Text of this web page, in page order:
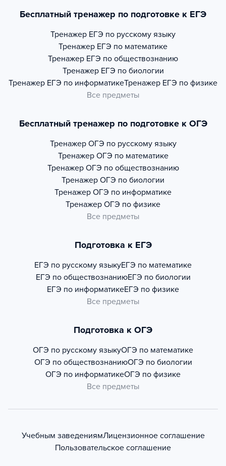
Бесплатный тренажер по подготовке к ЕГЭ
Тренажер ЕГЭ по русскому языку
Тренажер ЕГЭ по математике
Тренажер ЕГЭ по обществознанию
Тренажер ЕГЭ по биологии
Тренажер ЕГЭ по информатикеТренажер ЕГЭ по физике
Все предметы
Бесплатный тренажер по подготовке к ОГЭ
Тренажер ОГЭ по русскому языку
Тренажер ОГЭ по математике
Тренажер ОГЭ по обществознанию
Тренажер ОГЭ по биологии
Тренажер ОГЭ по информатике
Тренажер ОГЭ по физике
Все предметы
Подготовка к ЕГЭ
ЕГЭ по русскому языкуЕГЭ по математике
ЕГЭ по обществознаниюЕГЭ по биологии
ЕГЭ по информатикеЕГЭ по физике
Все предметы
Подготовка к ОГЭ
ОГЭ по русскому языкуОГЭ по математике
ОГЭ по обществознаниюОГЭ по биологии
ОГЭ по информатикеОГЭ по физике
Все предметы
Учебным заведениямЛицензионное соглашение
Пользовательское соглашение